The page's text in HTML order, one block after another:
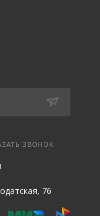
ЗВОНОК
76